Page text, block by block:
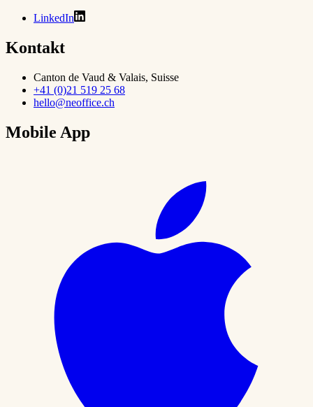
LinkedIn
Kontakt
Canton de Vaud & Valais, Suisse
+41 (0)21 519 25 68
hello@neoffice.ch
Mobile App